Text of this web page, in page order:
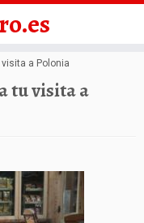
a Polonia
tu visita a